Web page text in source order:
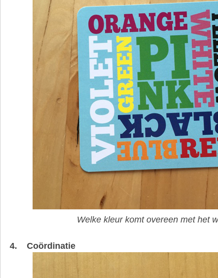
Welke kleur komt overeen met het
4. Coördinatie